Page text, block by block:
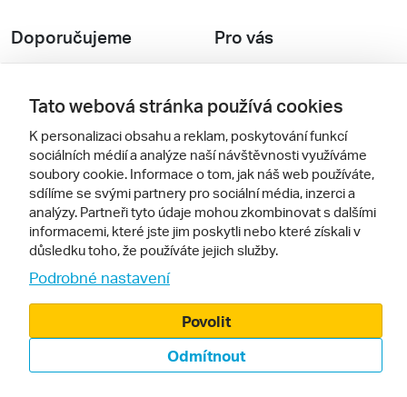
Doporučujeme
Rady na cestu
Cestovní kanceláře
Zájazdy.sk
Pro vás
Kontakty
Nastavení cookies
Verze webu pro PC
Sledujte nás
© 2000 - 2026, Zájezdy.cz
informacemi, které jste jim poskytli nebo které získali v
důsledku toho, že používáte jejich služby.
Odmítnout
Povolit